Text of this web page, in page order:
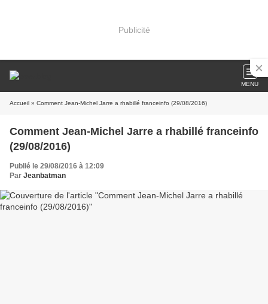
Publicité
MENU
Accueil » Comment Jean-Michel Jarre a rhabillé franceinfo (29/08/2016)
Comment Jean-Michel Jarre a rhabillé franceinfo
(29/08/2016)
Publié le 29/08/2016 à 12:09
Par Jeanbatman